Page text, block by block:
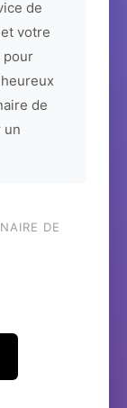
de
votre
pour
de
un
DE